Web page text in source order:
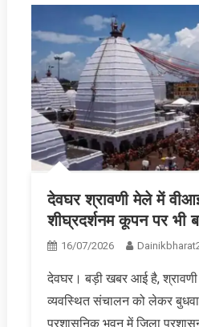
देवघर श्रावणी मेले में
शीघ्रदर्शनम कूपन पर भी
16/07/2026
देवघर। बड़ी खबर आई है,
व्यवस्थित संचालन को लेकर
प्रशासनिक भवन में जिला